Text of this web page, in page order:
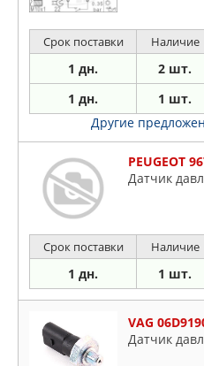
Срок поставки Наличие
1 дн. 2 шт.
1 дн. 1 шт.
Другие
PEUGEOT
Датчик
Срок поставки Наличие
1 дн. 1 шт.
VAG
Датчик